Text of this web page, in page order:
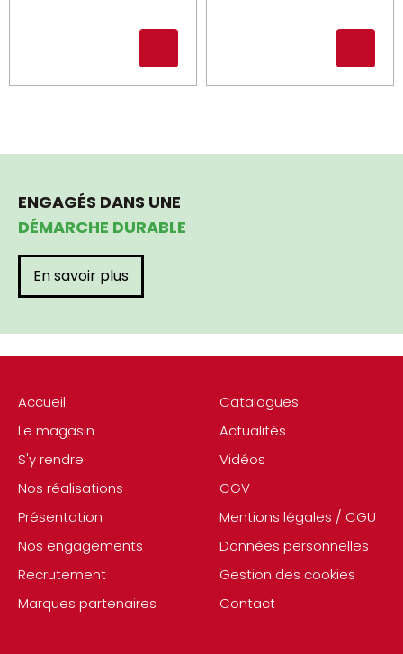
Accueil
Le magasin
S'y rendre
Nos réalisations
Présentation
Nos engagements
Recrutement
Marques partenaires
Catalogues
Actualités
Vidéos
CGV
Mentions légales / CGU
Données personnelles
Gestion des cookies
Contact
ENGAGÉS DANS UNE
DÉMARCHE DURABLE
En savoir plus